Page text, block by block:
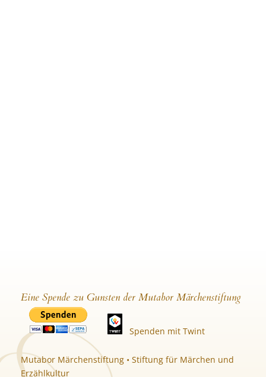
Eine Spende zu Gunsten der Mutabor Märchenstiftung
Spenden mit Twint
Mutabor Märchenstiftung • Stiftung für Märchen und
Erzählkultur